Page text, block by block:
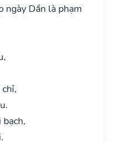
ngày Dần là phạm